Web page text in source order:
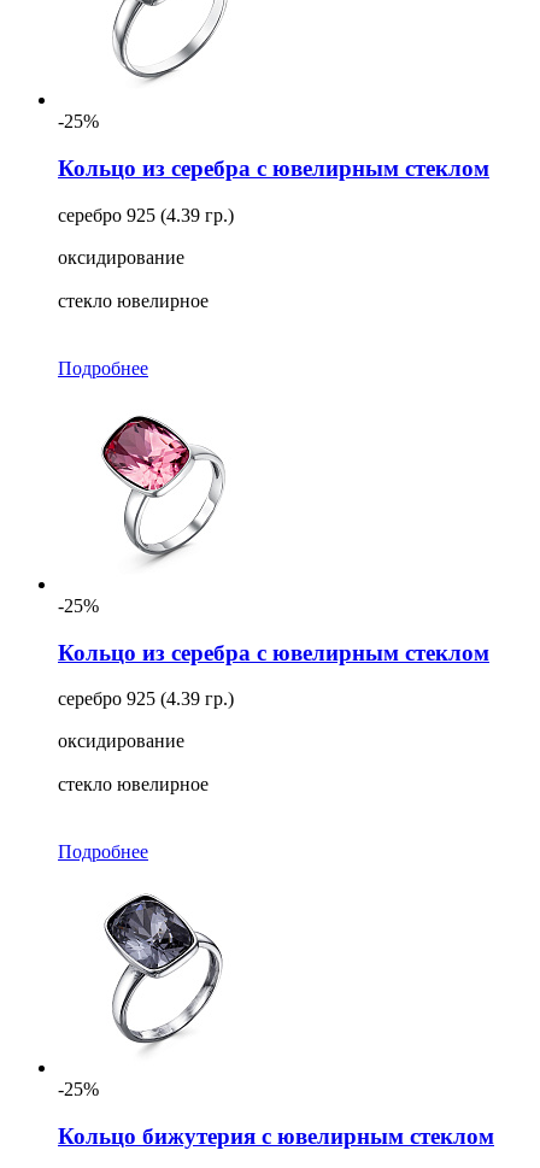
-25%
Кольцо из серебра с ювелирным стеклом
серебро 925 (4.39 гр.)
оксидирование
стекло ювелирное
Подробнее
-25%
Кольцо из серебра с ювелирным стеклом
серебро 925 (4.39 гр.)
оксидирование
стекло ювелирное
Подробнее
-25%
Кольцо бижутерия с ювелирным стеклом